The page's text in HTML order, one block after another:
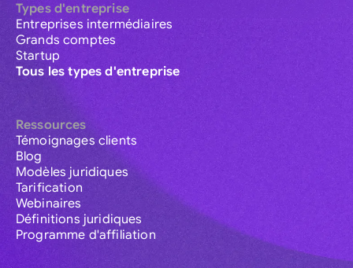
Types d'entreprise
Entreprises intermédiaires
Grands comptes
Startup
Tous les types d'entreprise
Ressources
Témoignages clients
Blog
Modèles juridiques
Tarification
Webinaires
Définitions juridiques
Programme d'affiliation